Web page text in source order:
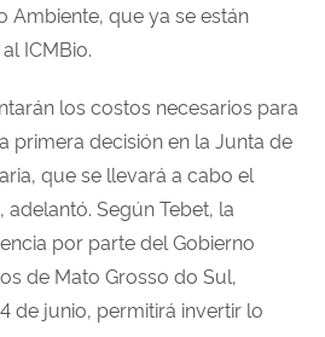
Ambiente, que ya se están
ICMBio.
los costos necesarios para
primera decisión en la Junta de
que se llevará a cabo el
Según Tebet, la
por parte del Gobierno
de Mato Grosso do Sul,
de junio, permitirá invertir lo